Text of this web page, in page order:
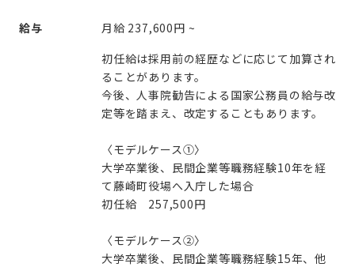
給与 月給 237,600円 ~
初任給は採用前の経歴などに応じて加算され
ることがあります。
今後、人事院勧告による国家公務員の給与改
定等を踏まえ、改定することもあります。
〈モデルケース①〉
大学卒業後、民間企業等職務経験10年を経
て藤崎町役場へ入庁した場合
初任給 257,500円
〈モデルケース②〉
大学卒業後、民間企業等職務経験15年、他